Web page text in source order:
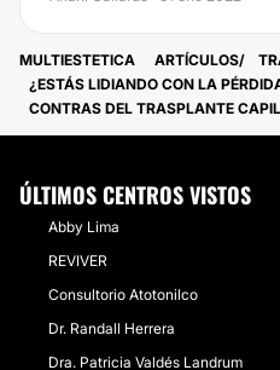
MULTIESTETICA ARTÍCULOS
¿ESTÁS LIDIANDO CON LA
CONTRAS DEL TRASPLANTE
ÚLTIMOS CENTROS VISTOS
Abby Lima
REVIVER
Consultorio Atotonilco
Dr. Randall Herrera
Dra. Patricia Valdés Landrum